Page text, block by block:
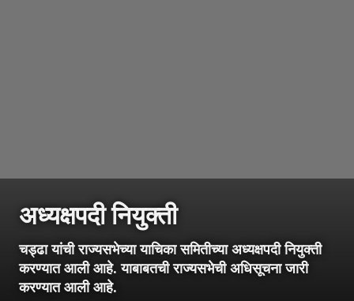
अध्यक्षपदी नियुक्ती
चड्ढा यांची राज्यसभेच्या याचिका समितीच्या अध्यक्षपदी नियुक्ती
करण्यात आली आहे. याबाबतची राज्यसभेची अधिसूचना जारी
करण्यात आली आहे.